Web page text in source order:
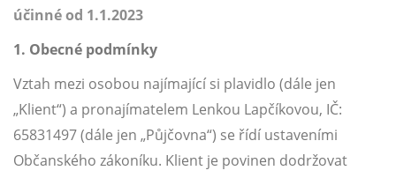
Fotogalerie
PRODEJ LODÍ
účinné od 1.1.2023
1. Obecné podmínky
Vztah mezi osobou najímající si plavidlo (dále jen
„Klient“) a pronajímatelem Lenkou Lapčíkovou, IČ:
65831497 (dále jen „Půjčovna“) se řídí ustaveními
Občanského zákoníku. Klient je povinen dodržovat
E-mail
Varianta